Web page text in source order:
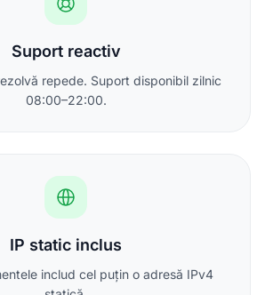
Suport reactiv
repede. Suport disponibil zilnic
08:00–22:00.
IP static inclus
includ cel puțin o adresă IPv4